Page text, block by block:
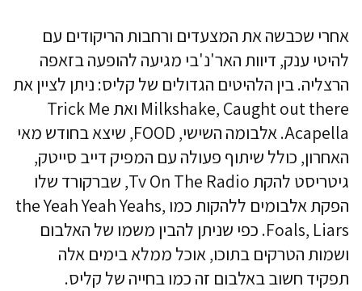
אחרי שכבשה את המצעדים ורחבות הריקודים עם
להיטי ענק, דיוות האר'נ'בי מגיעה להופעה בזאפה
הרצליה. בין הלהיטים הגדולים של קליס: ניתן לציין את
Milkshake, Caught out there ואת Trick Me
Acapella. אלבומה השישי, FOOD, שיצא בחודש מאי
האחרון, כולל שיתוף פעולה עם המפיק דייב סייטק,
גיטריסט להקת Tv On The Radio, שברקורד שלו
הפקת אלבומים ללהקות כמו the Yeah Yeah Yeahs,
Foals, Liars. כפי שניתן להבין משמו של האלבום
ושמות הטרקים בתוכו, אוכל ממלא בימים אלה
תפקיד חשוב באלבום זה כמו בחייה של קליס.